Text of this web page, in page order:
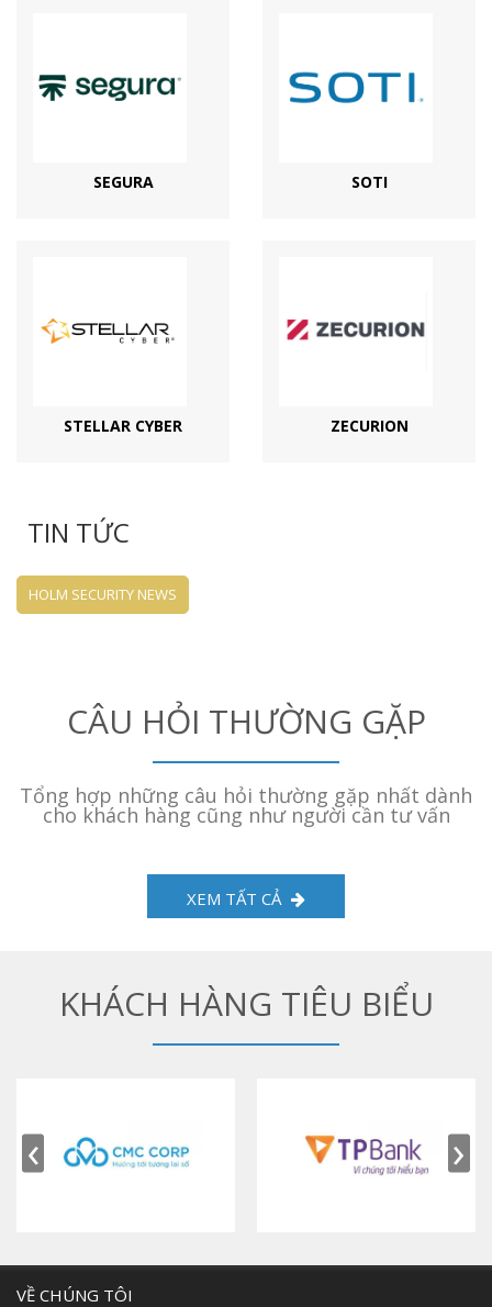
SEGURA SOTI
STELLAR CYBER ZECURION
TIN TỨC
HOLM SECURITY NEWS
CÂU HỎI THƯỜNG GẶP
Tổng hợp những câu hỏi thường gặp nhất dành
cho khách hàng cũng như người cần tư vấn
XEM TẤT CẢ
KHÁCH HÀNG TIÊU BIỂU
‹ ›
VỀ CHÚNG TÔI